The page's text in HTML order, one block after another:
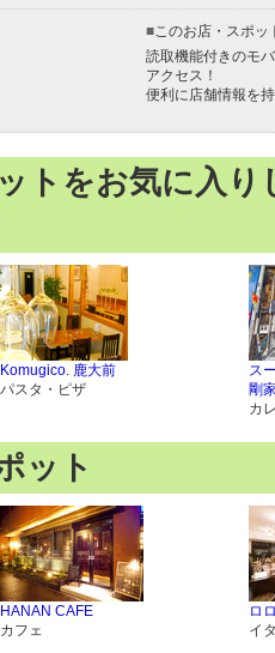
■このお店・スポッ
読取機能付きのモ
アクセス！
便利に店舗情報を
トをお気に入
Komugico. 鹿大前
パスタ・ピザ
ス
剛
カ
ット
HANAN CAFE
カフェ
ロ
イ